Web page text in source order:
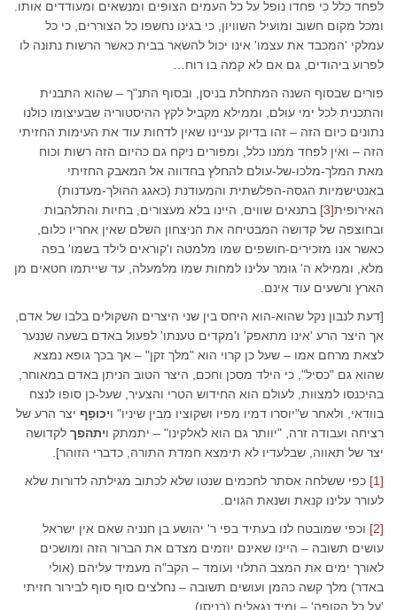
לפחד כלל כי פחדו נופל על כל העמים הצופים ומנשאים ומעודדים אותו.
ומכל מקום חשוב ומועיל השוויון, כי בגינו נחשפו כל הצוררים, כי כל
עמלקי 'המכבד את עצמו' אינו יכול להשאר בבית כאשר הרשות נתונה לו
לפרוע ביהודים, גם אם לא קמה בו רוח…
פורים שבסוף השנה המתחלת בניסן, ובסוף התנ"ך – שהוא התבנית
והתכנית לכל ימי עולם, וממילא מקביל לקץ ההיסטוריה שבעיצומו כולנו
נתונים כיום הזה – זהו בדיוק עניינו שאין לדחות עוד את העימות החזיתי
הזה – ואין לפחד ממנו כלל, ומפורים ניקח גם כהיום הזה רשות וכוח
מאת המלך-מלכו-של-עולם להחלץ בחדווה אל המאבק החזיתי
באנטישמיות הגסה-הפלשתית והמעודנת (כאגג ההולך-מעדנות)
האירופית[3]
בתנאים שווים, היינו בלא מעצורים, בחיות והתלהבות
ובחוצפה של קדושה המבטיחה את הניצחון השלם שאין אחריו כלום,
כאשר אנו מזכירים-חושפים שמו מלמטה ו'קוראים לילד בשמו' בפה
מלא, וממילא ה' גומר עלינו למחות שמו מלמעלה, עד שייתמו חטאים מן
הארץ ורשעים עוד אינם.
[דעת לנבון נקל שהוא-הוא היחס בין שני היצרים השקולים בלבו של אדם,
אך היצר הרע 'אינו מתאפק' ו'מקדים טענתו' לפעול באדם בשעה שננער
לצאת מרחם אמו – שעל כן קרוי הוא "מלך זקן" – אך בכך גופא נמצא
שהוא גם "כסיל", כי הילד מסכן וחכם, היצר הטוב הניתן באדם במאוחר,
בהיכנסו למצוות, לעולם הוא החידוש הטרי והצעיר, שעל-כן סופו לנצח
בוודאי, ולאחר ש"יוסרו דמיו מפיו ושקוציו מבין שיניו" ויכּוּפַף יצר הרע של
רציחה ועבודה זרה, "יוותר גם הוא לאלקינו" – יתמתק ויתהפך לקדושה
יצר של תאווה, שבלעדיו לא תימצא חמדת התורה, כדברי הזוהר].
[1]
כפי ששלחה אסתר לחכמים שנטו שלא לכתוב מגילתה לדורות שלא
לעורר עלינו קנאת ושנאת הגוים.
[2]
וכפי שמובטח לנו בעתיד בפי ר' יהושע בן חנניה שאם אין ישראל
עושים תשובה – היינו שאינם יוזמים מצדם את הברור הזה ומושכים
לאורך ימים את המצב התלוי ועומד – הקב"ה מעמיד עליהם (אולי
באדר) מלך קשה כהמן ועושים תשובה – נחלצים סוף סוף לבירור חזיתי
'על כל הקופה' – ומיד נגאלים (בניסן).